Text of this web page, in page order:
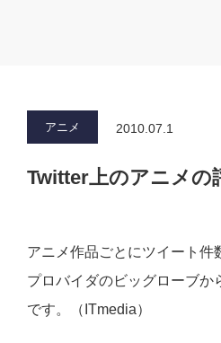
アニメ 2010.07.1
Twitter上のアニメの
アニメ作品ごとにツイート
プロバイダのビッグローブか
です。（ITmedia）